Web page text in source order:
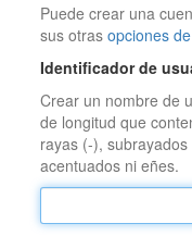
Puede crear una
sus otrasopciones
Identificador de
Crear un nombre de
de longitud que
rayas (-),
acentuados ni eñes.